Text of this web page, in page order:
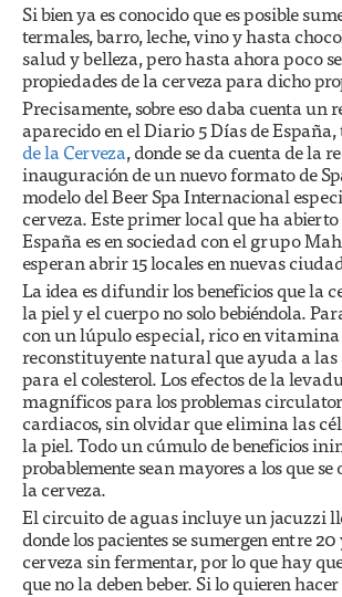
Si bien ya es conocido que es posible
termales, barro, leche, vino y hasta
salud y belleza, pero hasta ahora poco
propiedades de la cerveza para dicho
Precisamente, sobre eso daba cuenta un
aparecido en el Diario 5 Días de
de la Cerveza, donde se da cuenta de la
inauguración de un nuevo formato de
modelo del Beer Spa Internacional
cerveza. Este primer local que ha
España es en sociedad con el grupo
esperan abrir 15 locales en nuevas
La idea es difundir los beneficios que la
la piel y el cuerpo no solo bebiéndola.
con un lúpulo especial, rico en vitamina
reconstituyente natural que ayuda a
para el colesterol. Los efectos de la
magníficos para los problemas
cardiacos, sin olvidar que elimina las
la piel. Todo un cúmulo de beneficios
probablemente sean mayores a los que se
la cerveza.
El circuito de aguas incluye un jacuzzi
donde los pacientes se sumergen entre
cerveza sin fermentar, por lo que hay
que no la deben beber. Si lo quieren